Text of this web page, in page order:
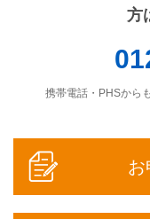
方
携帯電話・PHSから